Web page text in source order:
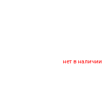
нет в наличии